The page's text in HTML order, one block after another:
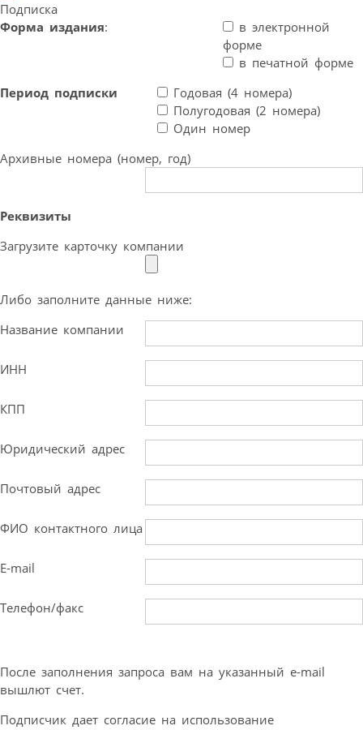
Подписка
Форма издания:
в электронной
форме
в печатной форме
Период подписки
Годовая (4 номера)
Полугодовая (2 номера)
Один номер
Архивные номера (номер, год)
Реквизиты
Загрузите карточку компании
Либо заполните данные ниже:
Название компании
ИНН
КПП
Юридический адрес
Почтовый адрес
ФИО контактного лица
E-mail
Телефон/факс
После заполнения запроса вам на указанный e-mail
вышлют счет.
Подписчик дает согласие на использование